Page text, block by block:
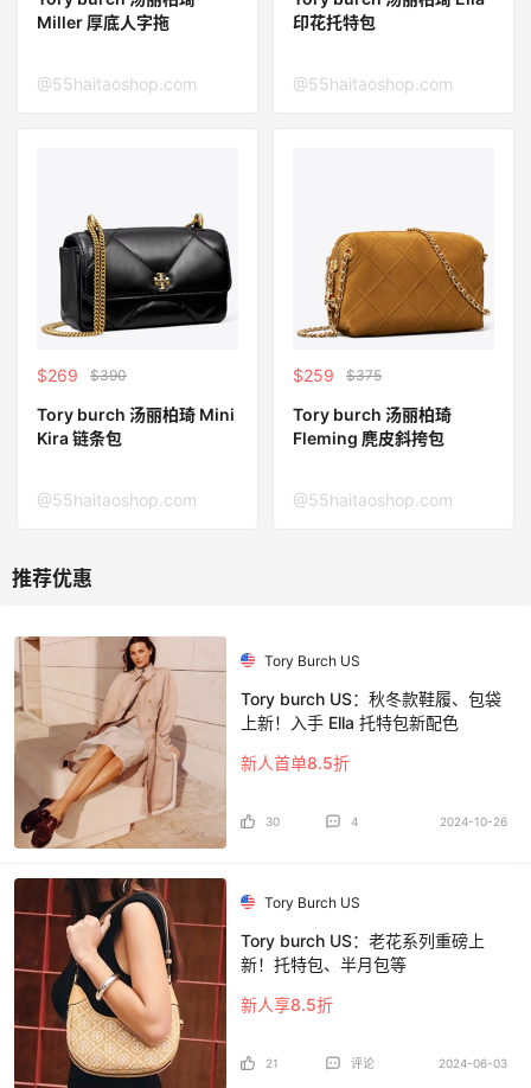
Miller 厚底人字拖
@55haitaoshop.com
印花托特包
@55haitaoshop.com
$269 $390
Tory burch 汤丽柏琦 Mini
Kira 链条包
@55haitaoshop.com
$259 $375
Tory burch 汤丽柏琦
Fleming 麂皮斜挎包
@55haitaoshop.com
Tory Burch US
Tory burch US：秋冬款鞋履、包袋
上新！入手 Ella 托特包新配色
新人首单8.5折
30 4 2024-10-26
Tory Burch US
Tory burch US：老花系列重磅上
新！托特包、半月包等
新人享8.5折
21 评论 2024-06-03